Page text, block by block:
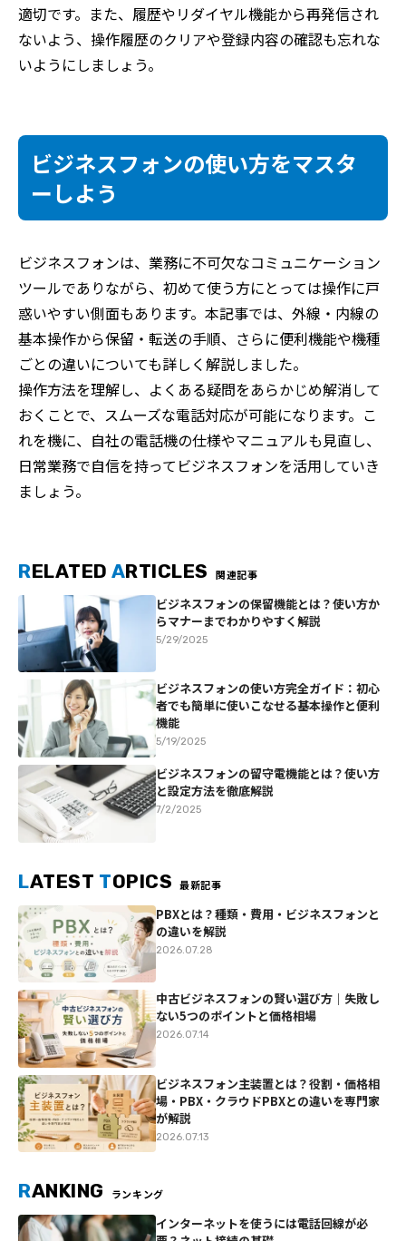
適切です。また、履歴やリダイヤル機能から再発信され
ないよう、操作履歴のクリアや登録内容の確認も忘れな
いようにしましょう。
ビジネスフォンの使い方をマスタ
ーしよう
ビジネスフォンは、業務に不可欠なコミュニケーション
ツールでありながら、初めて使う方にとっては操作に戸
惑いやすい側面もあります。本記事では、外線・内線の
基本操作から保留・転送の手順、さらに便利機能や機種
ごとの違いについても詳しく解説しました。
操作方法を理解し、よくある疑問をあらかじめ解消して
おくことで、スムーズな電話対応が可能になります。こ
れを機に、自社の電話機の仕様やマニュアルも見直し、
日常業務で自信を持ってビジネスフォンを活用していき
ましょう。
RELATED ARTICLES 関連記事
ビジネスフォンの保留機能とは？使い方か
らマナーまでわかりやすく解説
5/29/2025
ビジネスフォンの使い方完全ガイド：初心
者でも簡単に使いこなせる基本操作と便利
機能
5/19/2025
ビジネスフォンの留守電機能とは？使い方
と設定方法を徹底解説
7/2/2025
LATEST TOPICS 最新記事
PBXとは？種類・費用・ビジネスフォンと
の違いを解説
2026.07.28
中古ビジネスフォンの賢い選び方｜失敗し
ない5つのポイントと価格相場
2026.07.14
ビジネスフォン主装置とは？役割・価格相
場・PBX・クラウドPBXとの違いを専門家
が解説
2026.07.13
RANKING ランキング
インターネットを使うには電話回線が必